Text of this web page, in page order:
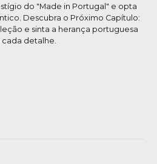
do "Made in Portugal" e opta
Descubra o Próximo Capítulo:
e sinta a herança portuguesa
cada detalhe.